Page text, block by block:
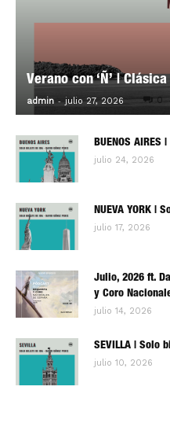
Verano con ‘Ñ’ | Clásica
admin - julio 27, 2026 0
BUENOS
julio 24, 2026
NUEVA YORK |
julio 17, 2026
Julio, 2026 ft.
y Coro
julio 14, 2026
SEVILLA | Solo
julio 10, 2026